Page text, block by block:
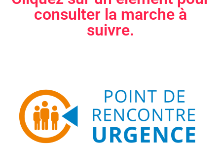
consulter la marche à
suivre.